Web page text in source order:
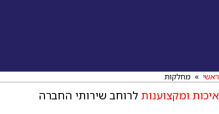
ראשי » מחלקות
איכות ומקצוענות לרוחב שירותי החברה